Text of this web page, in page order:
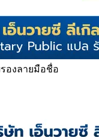
องลายมือชื่อ